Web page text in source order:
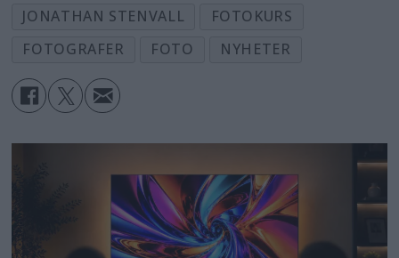
JONATHAN STENVALL
FOTOKURS
FOTOGRAFER
FOTO NYHETER